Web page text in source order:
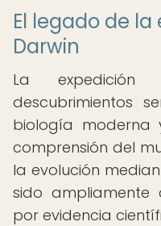
El legado de
Darwin
La
descubrimientos
biología moderna
comprensión del
la evolución
sido
por evidencia